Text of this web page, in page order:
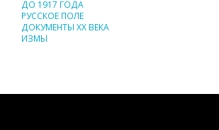
ДО 1917 ГОДА
РУССКОЕ ПОЛЕ
ДОКУМЕНТЫ XX ВЕКА
ИЗМЫ